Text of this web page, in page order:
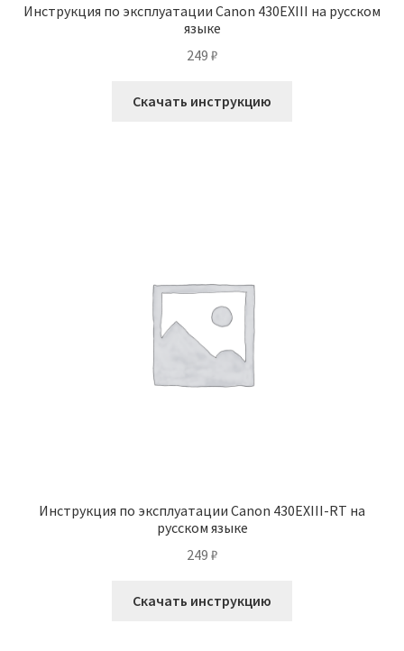
Инструкция по эксплуатации Canon 430EXIII на русском
языке
249 ₽
Скачать инструкцию
Инструкция по эксплуатации Canon 430EXIII-RT на
русском языке
249 ₽
Скачать инструкцию